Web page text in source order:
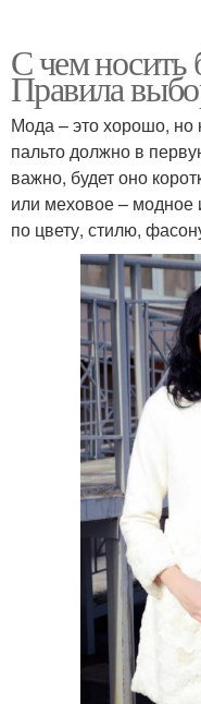
С чем носить
Правила
Мода – это хорошо, но
пальто должно в
важно, будет оно
или меховое – модное
по цвету, стилю,